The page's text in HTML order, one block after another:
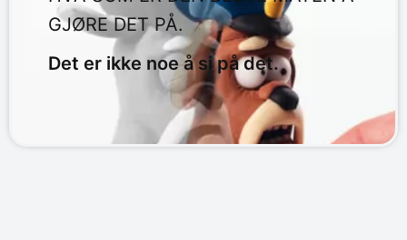
GJØRE DET PÅ.
Det er ikke noe å si på det.